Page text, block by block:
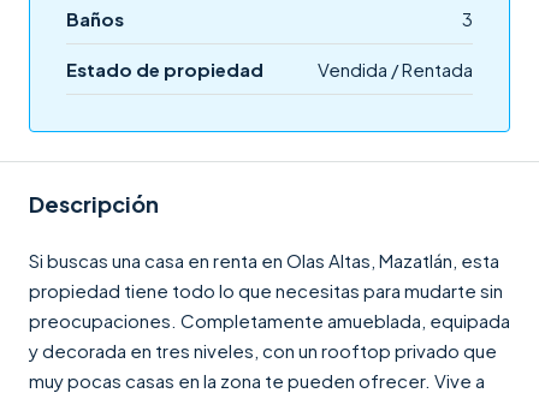
Baños 3
Estado de propiedad Vendida / Rentada
Descripción
Si buscas una casa en renta en Olas Altas, Mazatlán, esta
propiedad tiene todo lo que necesitas para mudarte sin
preocupaciones. Completamente amueblada, equipada
y decorada en tres niveles, con un rooftop privado que
muy pocas casas en la zona te pueden ofrecer. Vive a